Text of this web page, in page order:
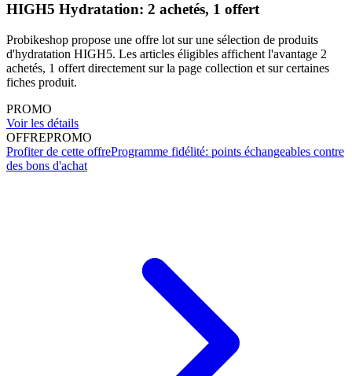
HIGH5 Hydratation: 2 achetés, 1 offert
Probikeshop propose une offre lot sur une sélection de produits
d'hydratation HIGH5. Les articles éligibles affichent l'avantage 2
achetés, 1 offert directement sur la page collection et sur certaines
fiches produit.
PROMO
Voir les détails
OFFREPROMO
Profiter de cette offreProgramme fidélité: points échangeables contre
des bons d'achat